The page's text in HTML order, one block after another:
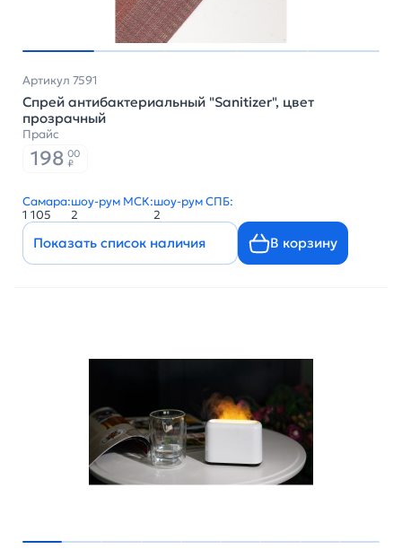
Артикул 7591
Спрей антибактериальный "Sanitizer", цвет
прозрачный
Прайс
198 00
₽
Самара:
1 105
шоу-рум МСК:
2
шоу-рум СПБ:
2
Показать список наличия В корзину